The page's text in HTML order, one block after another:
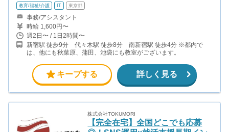
教育/福祉/介護 IT 東京都
事務/アシスタント
時給 1,600円〜
週2日〜 / 1日2時間〜
新宿駅 徒歩9分 代々木駅 徒歩8分 南新宿駅 徒歩4分 ※都内で
は、他にも秋葉原、蒲田、池袋にも教室がございます。
キープする 詳しく見る
株式会社TOKUMORI
【完全在宅】全国どこでも応募